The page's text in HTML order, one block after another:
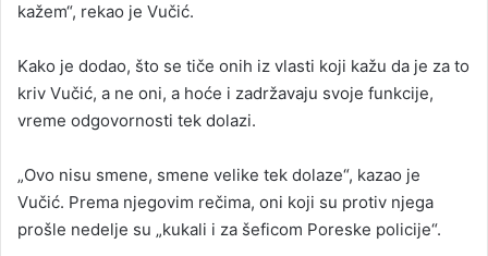
kažem“, rekao je Vučić.
Kako je dodao, što se tiče onih iz vlasti koji kažu da je za to
kriv Vučić, a ne oni, a hoće i zadržavaju svoje funkcije,
vreme odgovornosti tek dolazi.
„Ovo nisu smene, smene velike tek dolaze“, kazao je
Vučić. Prema njegovim rečima, oni koji su protiv njega
prošle nedelje su „kukali i za šeficom Poreske policije“.